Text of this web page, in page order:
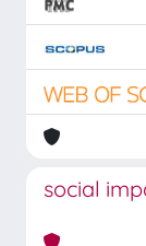
social